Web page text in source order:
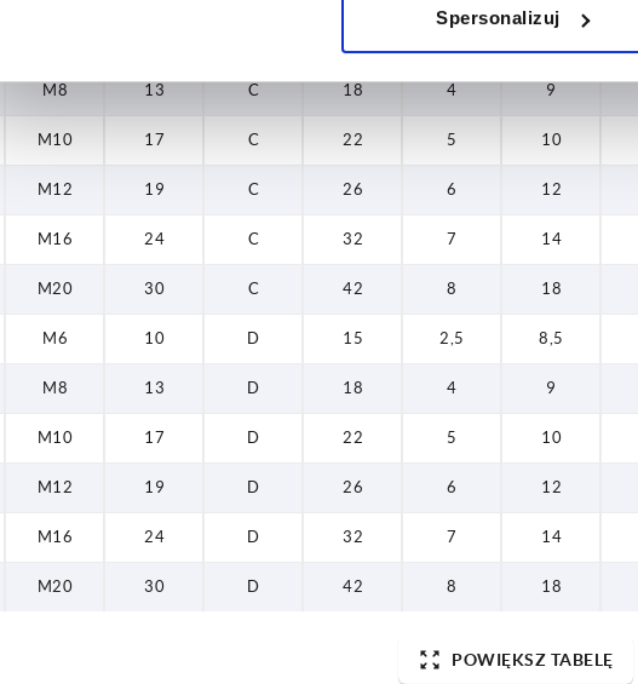
Spersonalizuj
M8 13 C 18 4 9
M10 17 C 22 5 10
M12 19 C 26 6 12
M16 24 C 32 7 14
M20 30 C 42 8 18
M6 10 D 15 2,5 8,5
M8 13 D 18 4 9
M10 17 D 22 5 10
M12 19 D 26 6 12
M16 24 D 32 7 14
M20 30 D 42 8 18
POWIĘKSZ TABELĘ